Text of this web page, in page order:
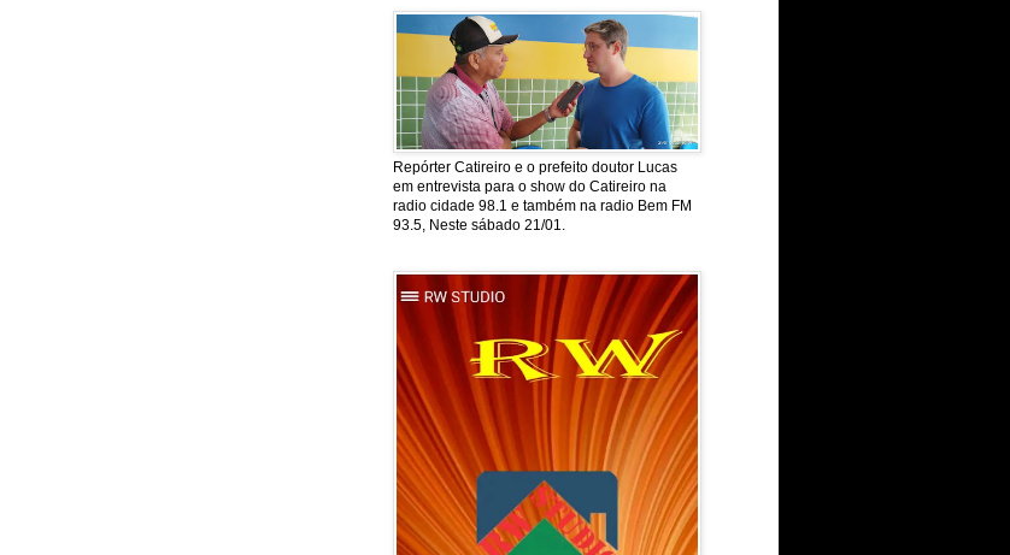
Repórter Catireiro e o prefeito doutor Lucas
em entrevista para o show do Catireiro na
radio cidade 98.1 e também na radio Bem FM
93.5, Neste sábado 21/01.